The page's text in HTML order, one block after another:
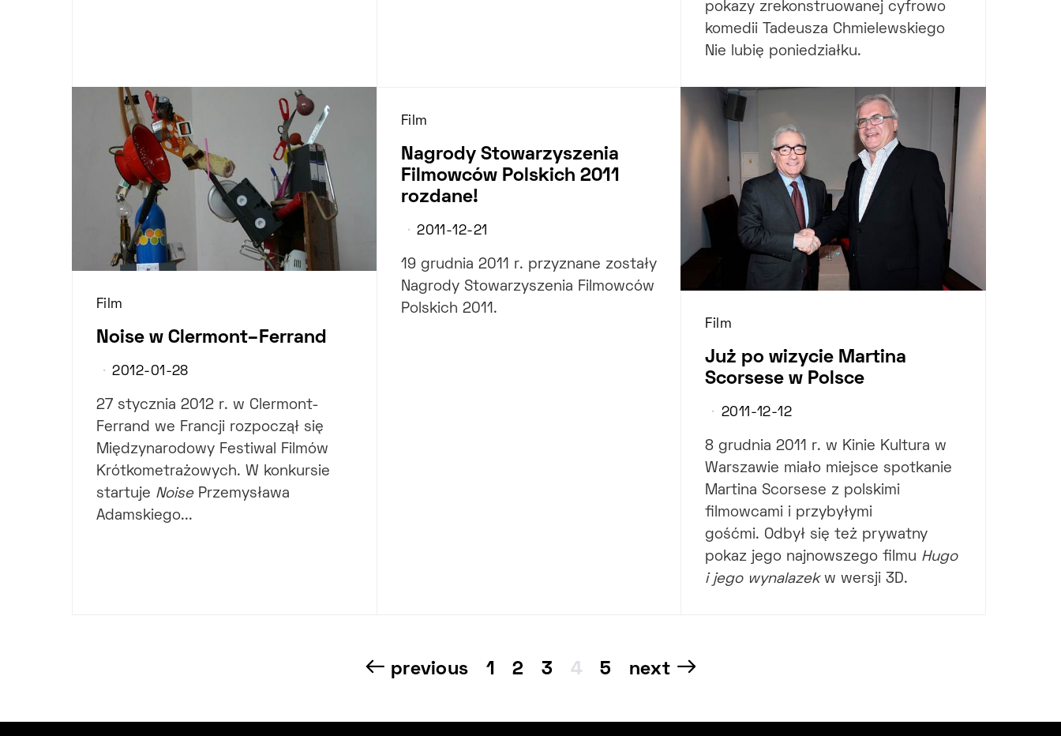
pokazy zrekonstruowanej cyfrowo
komedii Tadeusza Chmielewskiego
Nie lubię poniedziałku.
Film
Noise w Clermont–Ferrand
2012-01-28
27 stycznia 2012 r. w Clermont-
Ferrand we Francji rozpoczął się
Międzynarodowy Festiwal Filmów
Krótkometrażowych. W konkursie
startuje NoisePrzemysława
Adamskiego...
Film
Nagrody Stowarzyszenia
Filmowców Polskich 2011
rozdane!
2011-12-21
19 grudnia 2011 r. przyznane zostały
Nagrody Stowarzyszenia Filmowców
Polskich 2011.
Film
Już po wizycie Martina
Scorsese w Polsce
2011-12-12
8 grudnia 2011 r. w Kinie Kultura w
Warszawie miało miejsce spotkanie
Martina Scorsese z polskimi
filmowcami i przybyłymi
gośćmi. Odbył się też prywatny
pokaz jego najnowszego filmu Hugo
i jego wynalazekw wersji 3D.
Nawigacja
previous 1 2 3 4 5 next